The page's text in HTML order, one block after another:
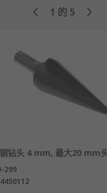
1 的 5
钻头 4 mm, 最大20 mm
299
4450112